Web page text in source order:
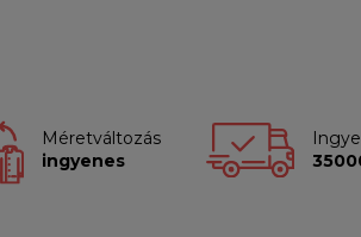
Méretváltozás
ingyenes